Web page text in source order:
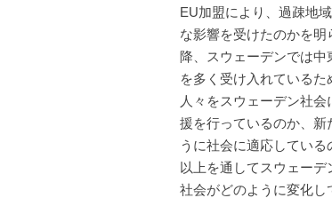
EU加盟により、過疎地
な影響を受けたのかを明
降、スウェーデンでは
を多く受け入れている
人々をスウェーデン社
援を行っているのか、新
うに社会に適応している
以上を通してスウェー
社会がどのように変化し